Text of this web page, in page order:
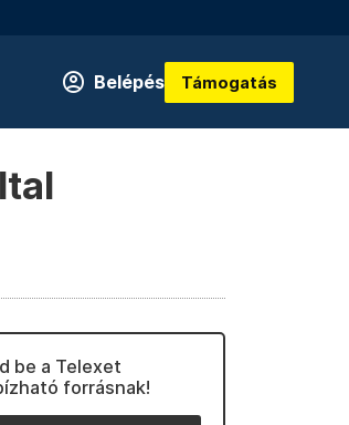
Belépés Támogatás
be a Telexet
forrásnak!